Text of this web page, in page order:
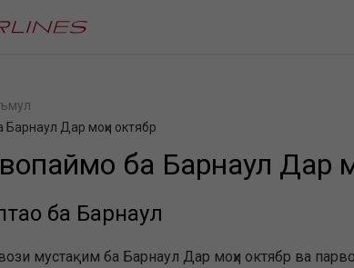
Барнаул Дар моҳи октябр
ба Барнаул Дар
ба Барнаул
мустақим ба Барнаул Дар моҳи октябр ва